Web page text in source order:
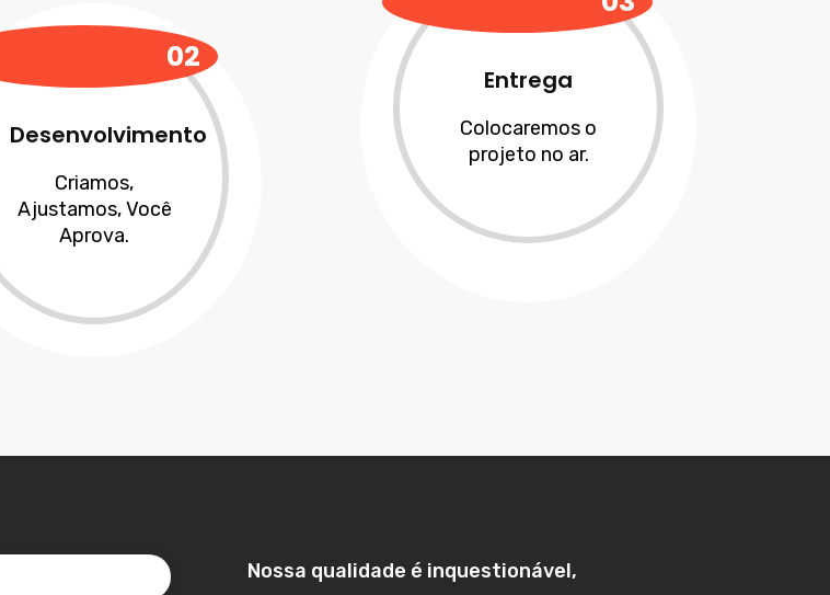
02
Desenvolvimento
Criamos,
Ajustamos, Você
Aprova.
Entrega
Colocaremos o
projeto no ar.
Nossa qualidade é inquestionável,